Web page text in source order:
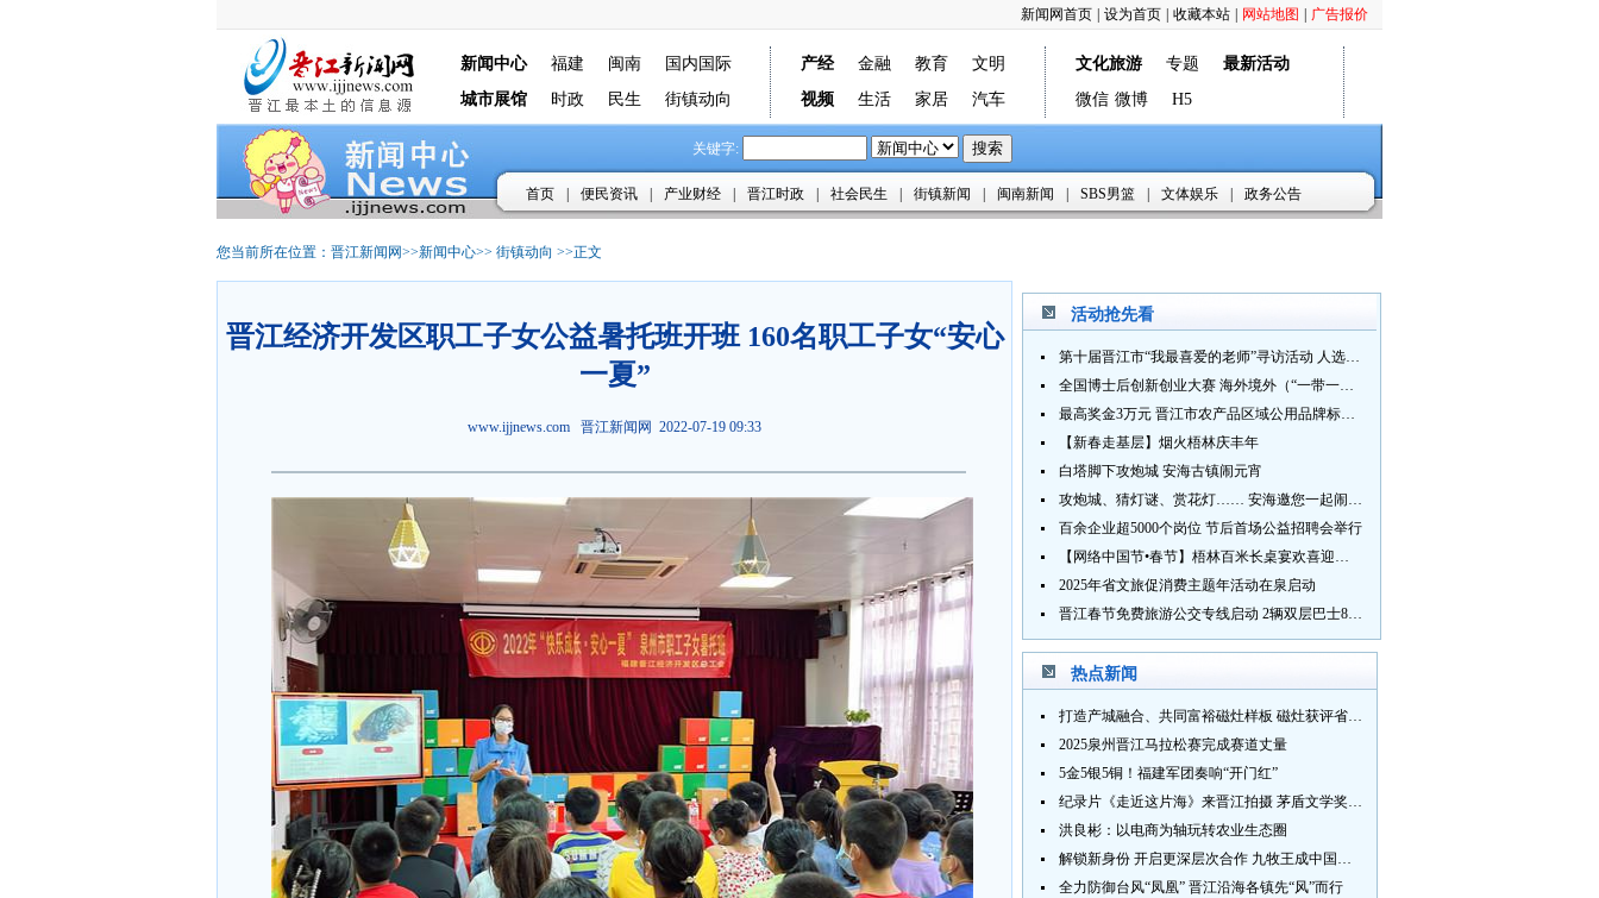
广告报价
网站地图
收藏本站
设为首页
新闻网首页
新闻中心 福建 闽南
国内国际
城市展馆
时政 民生 街镇动向
产经 金融 教育
文明
视频
生活 家居 汽车
文化旅游 专题
最新活动
微信 微博 H5
关键字:
首页 便民资讯 产业财经 晋江时政 社会民生 街镇新闻 闽南新闻 SBS男篮 文体娱乐 政务公告
您当前所在位置： 晋江新闻网>>新闻中心>> 街镇动向 >>正文
晋江经济开发区职工子女公益暑托班开班 160名职工子女“安心
一夏”
www.ijjnews.com 晋江新闻网 2022-07-19 09:33
活动抢先看
第十届晋江市“我最喜爱的老师”寻访活动 人选推荐火热进行中 快来“秀”您最喜爱的老师
全国博士后创新创业大赛 海外境外（“一带一路”）赛七大赛道等你来战
最高奖金3万元 晋江市农产品区域公用品牌标识Logo及特色农产品包装设计征集活动正式启动
【新春走基层】烟火梧林庆丰年
白塔脚下攻炮城 安海古镇闹元宵
攻炮城、猜灯谜、赏花灯…… 安海邀您一起闹元宵
百余企业超5000个岗位 节后首场公益招聘会举行
【网络中国节•春节】梧林百米长桌宴欢喜迎新春
2025年省文旅促消费主题年活动在泉启动
晋江春节免费旅游公交专线启动 2辆双层巴士8辆铛铛车带你游
热点新闻
打造产城融合、共同富裕磁灶样板 磁灶获评省级乡村振兴示范乡镇
2025泉州晋江马拉松赛完成赛道丈量
5金5银5铜！福建军团奏响“开门红”
纪录片《走近这片海》来晋江拍摄 茅盾文学奖得主麦家探寻晋江“海海”人生
洪良彬：以电商为轴玩转农业生态圈
解锁新身份 开启更深层次合作 九牧王成中国奥委会官方赞助商
全力防御台风“凤凰” 晋江沿海各镇先“风”而行